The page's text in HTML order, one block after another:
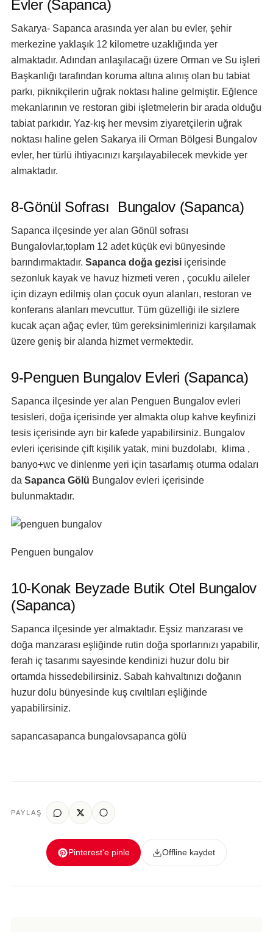
Evler (Sapanca)
Sakarya- Sapanca arasında yer alan bu evler, şehir
merkezine yaklaşık 12 kilometre uzaklığında yer
almaktadır. Adından anlaşılacağı üzere Orman ve Su işleri
Başkanlığı tarafından koruma altına alınış olan bu tabiat
parkı, piknikçilerin uğrak noktası haline gelmiştir. Eğlence
mekanlarının ve restoran gibi işletmelerin bir arada olduğu
tabiat parkıdır. Yaz-kış her mevsim ziyaretçilerin uğrak
noktası haline gelen Sakarya ili Orman Bölgesi Bungalov
evler, her türlü ihtiyacınızı karşılayabilecek mevkide yer
almaktadır.
8-Gönül Sofrası Bungalov (Sapanca)
Sapanca ilçesinde yer alan Gönül sofrası
Bungalovlar,toplam 12 adet küçük evi bünyesinde
barındırmaktadır. Sapanca doğa gezisi içerisinde
sezonluk kayak ve havuz hizmeti veren , çocuklu aileler
için dizayn edilmiş olan çocuk oyun alanları, restoran ve
konferans alanları mevcuttur. Tüm güzelliği ile sizlere
kucak açan ağaç evler, tüm gereksinimlerinizi karşılamak
üzere geniş bir alanda hizmet vermektedir.
9-Penguen Bungalov Evleri (Sapanca)
Sapanca ilçesinde yer alan Penguen Bungalov evleri
tesisleri, doğa içerisinde yer almakta olup kahve keyfinizi
tesis içerisinde ayrı bir kafede yapabilirsiniz. Bungalov
evleri içerisinde çift kişilik yatak, mini buzdolabı, klima ,
banyo+wc ve dinlenme yeri için tasarlamış oturma odaları
da Sapanca Gölü Bungalov evleri içerisinde
bulunmaktadır.
Penguen bungalov
10-Konak Beyzade Butik Otel Bungalov
(Sapanca)
Sapanca ilçesinde yer almaktadır. Eşsiz manzarası ve
doğa manzarası eşliğinde rutin doğa sporlarınızı yapabilir,
ferah iç tasarımı sayesinde kendinizi huzur dolu bir
ortamda hissedebilirsiniz. Sabah kahvaltınızı doğanın
huzur dolu bünyesinde kuş cıvıltıları eşliğinde
yapabilirsiniz.
sapancasapanca bungalovsapanca gölü
PAYLAŞ
Pinterest'e pinle Offline kaydet